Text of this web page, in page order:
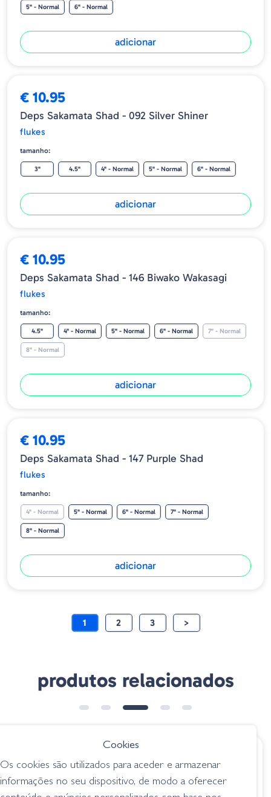
5" - Normal 6" - Normal
adicionar
€ 10.95
Deps Sakamata Shad - 092 Silver Shiner
flukes
tamanho:
3" 4.5" 4" - Normal 5" - Normal 6" - Normal
adicionar
€ 10.95
Deps Sakamata Shad - 146 Biwako Wakasagi
flukes
tamanho:
4.5" 4" - Normal 5" - Normal 6" - Normal 7" - Normal
8" - Normal
adicionar
€ 10.95
Deps Sakamata Shad - 147 Purple Shad
flukes
tamanho:
4" - Normal 5" - Normal 6" - Normal 7" - Normal
8" - Normal
adicionar
1 2 3 >
produtos relacionados
€ 17.35
Raid Japan Super
Fish Roller - 103 FS
Roboworm Alive
Shad - Aaron's
Cookies
Os cookies são utilizados para aceder e armazenar
informações no seu dispositivo, de modo a oferecer